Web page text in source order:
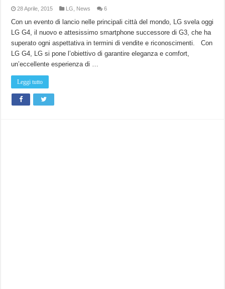
28 Aprile, 2015 LG News 6
Con un evento di lancio nelle principali città del mondo, LG svela oggi
LG G4, il nuovo e attesissimo smartphone successore di G3, che ha
superato ogni aspettativa in termini di vendite e riconoscimenti. Con
LG G4, LG si pone l’obiettivo di garantire eleganza e comfort,
un’eccellente esperienza di …
Leggi tutto